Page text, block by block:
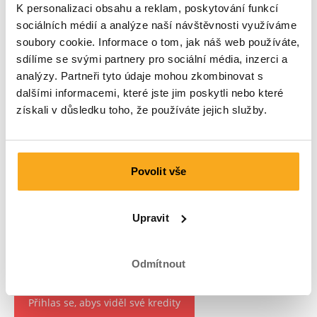
K personalizaci obsahu a reklam, poskytování funkcí
sociálních médií a analýze naší návštěvnosti využíváme
soubory cookie. Informace o tom, jak náš web používáte,
sdílíme se svými partnery pro sociální média, inzerci a
analýzy. Partneři tyto údaje mohou zkombinovat s
dalšími informacemi, které jste jim poskytli nebo které
získali v důsledku toho, že používáte jejich služby.
Povolit vše
Upravit
Odmítnout
Přihlas se, abys viděl své kredity